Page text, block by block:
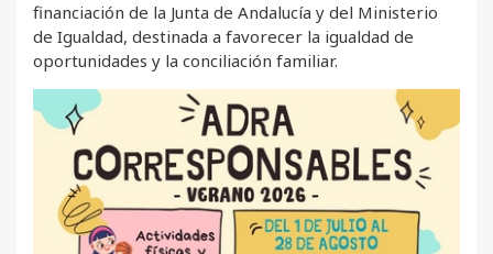
financiación de la Junta de Andalucía y del Ministerio
de Igualdad, destinada a favorecer la igualdad de
oportunidades y la conciliación familiar.